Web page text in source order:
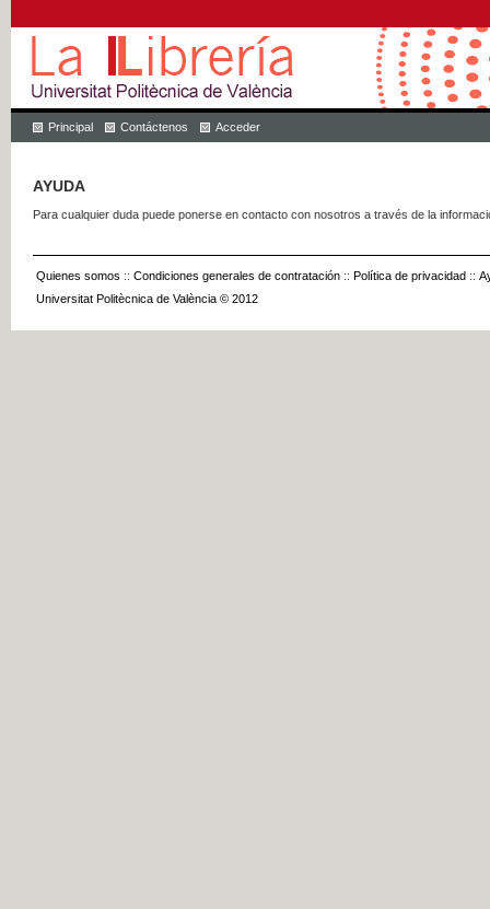
Principal Contáctenos Acceder
AYUDA
Para cualquier duda puede ponerse en contacto con nosotros a través de la
Quienes somos :: Condiciones generales de contratación :: Política de privacidad ::
Universitat Politècnica de València © 2012